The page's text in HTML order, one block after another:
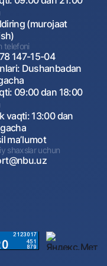
(murojaat
telefoni
147-15-04
Dushanbadan
09:00 dan 18:00
vaqti: 13:00 dan
maʼlumot
shaxslar uchun